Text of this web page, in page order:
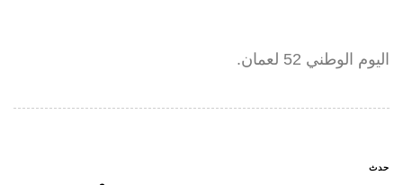
اليوم الوطني 52 لعمان.
حدث